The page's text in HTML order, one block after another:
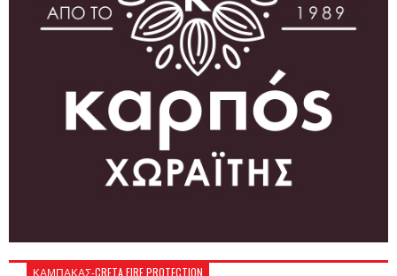
ΚΑΜΠΑΚΑΣ-CRETA FIRE PROTECTION